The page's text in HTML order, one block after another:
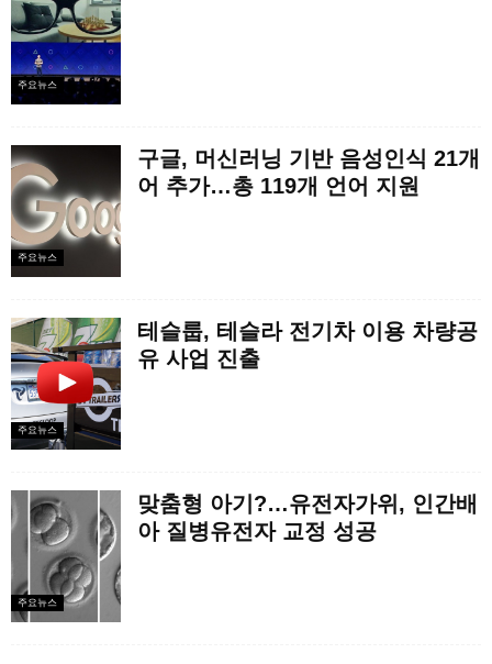
주요뉴스
주요뉴스
구글, 머신러닝 기반 음성인식 21개
어 추가…총 119개 언어 지원
주요뉴스
테슬룹, 테슬라 전기차 이용 차량공
유 사업 진출
주요뉴스
맞춤형 아기?…유전자가위, 인간배
아 질병유전자 교정 성공